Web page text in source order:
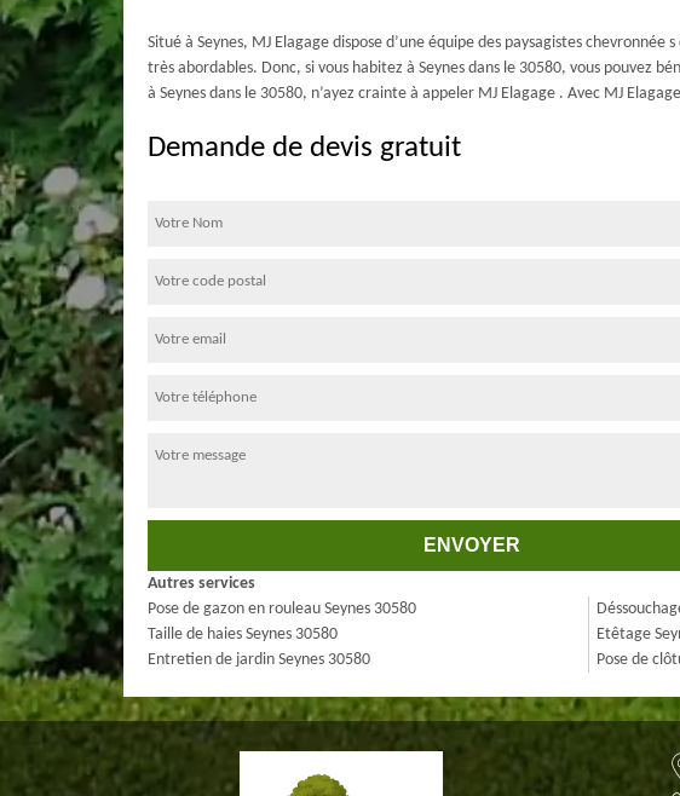
Situé à Seynes, MJ Elagage dispose d’une équipe des paysagistes
très abordables. Donc, si vous habitez à Seynes dans le 30580, vous pouvez
à Seynes dans le 30580, n’ayez crainte à appeler MJ Elagage . Avec MJ
Demande de devis gratuit
Autres services
Pose de gazon en rouleau Seynes 30580
Taille de haies Seynes 30580
Entretien de jardin Seynes 30580
Etêtage
Pose de